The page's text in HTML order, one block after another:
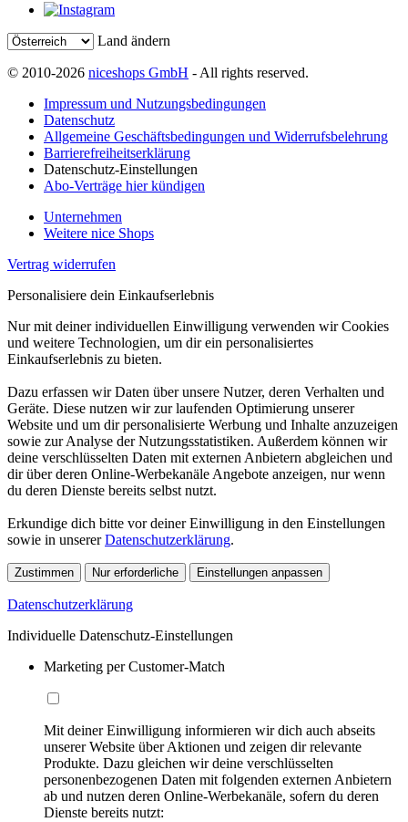
Land ändern
© 2010-2026 niceshops GmbH - All rights reserved.
Impressum und Nutzungsbedingungen
Datenschutz
Allgemeine Geschäftsbedingungen und Widerrufsbelehrung
Barrierefreiheitserklärung
Datenschutz-Einstellungen
Abo-Verträge hier kündigen
Unternehmen
Weitere nice Shops
Vertrag widerrufen
Personalisiere dein Einkaufserlebnis
Nur mit deiner individuellen Einwilligung verwenden wir Cookies
und weitere Technologien, um dir ein personalisiertes
Einkaufserlebnis zu bieten.
Dazu erfassen wir Daten über unsere Nutzer, deren Verhalten und
Geräte. Diese nutzen wir zur laufenden Optimierung unserer
Website und um dir personalisierte Werbung und Inhalte anzuzeigen
sowie zur Analyse der Nutzungsstatistiken. Außerdem können wir
deine verschlüsselten Daten mit externen Anbietern abgleichen und
dir über deren Online-Werbekanäle Angebote anzeigen, nur wenn
du deren Dienste bereits selbst nutzt.
Erkundige dich bitte vor deiner Einwilligung in den Einstellungen
sowie in unsererDatenschutzerklärung.
Zustimmen Nur erforderliche Einstellungen anpassen
Datenschutzerklärung
Individuelle Datenschutz-Einstellungen
Marketing per Customer-Match
Mit deiner Einwilligung informieren wir dich auch abseits
unserer Website über Aktionen und zeigen dir relevante
Produkte. Dazu gleichen wir deine verschlüsselten
personenbezogenen Daten mit folgenden externen Anbietern
ab und nutzen deren Online-Werbekanäle, sofern du deren
Dienste bereits nutzt: